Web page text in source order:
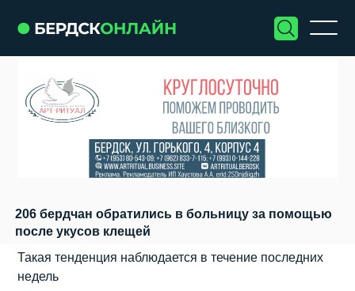
206 бердчан обратились в больницу за помощью
после укусов клещей
Такая тенденция наблюдается в течение последних
недель